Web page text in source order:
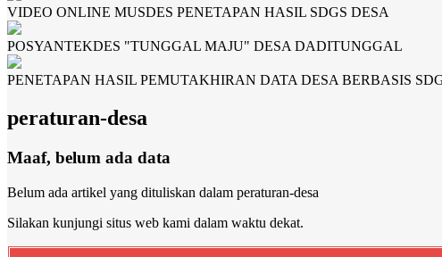
VIDEO ONLINE MUSDES PENETAPAN HASIL SDGS DESA
POSYANTEKDES "TUNGGAL MAJU" DESA DADITUNGGAL
PENETAPAN HASIL PEMUTAKHIRAN DATA DESA BERBASIS
peraturan-desa
Maaf, belum ada data
Belum ada artikel yang dituliskan dalam peraturan-desa
Silakan kunjungi situs web kami dalam waktu dekat.